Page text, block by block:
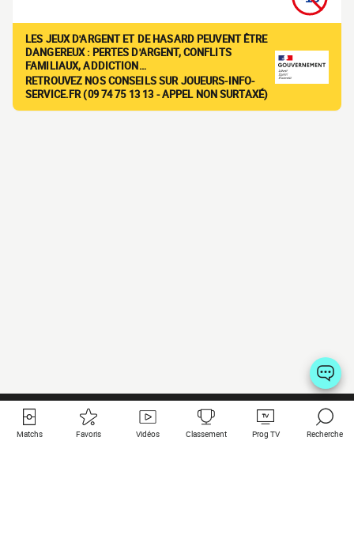
LES JEUX D'ARGENT ET DE HASARD PEUVENT ÊTRE
DANGEREUX : PERTES D'ARGENT, CONFLITS
FAMILIAUX, ADDICTION…
RETROUVEZ NOS CONSEILS SUR JOUEURS-INFO-
SERVICE.FR (09 74 75 13 13 - APPEL NON SURTAXÉ)
Matchs Favoris Vidéos Classement Prog TV Recherche